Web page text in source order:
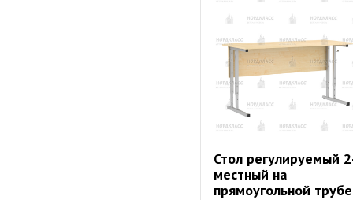
Стол регулируемый
местный на
прямоугольной трубе